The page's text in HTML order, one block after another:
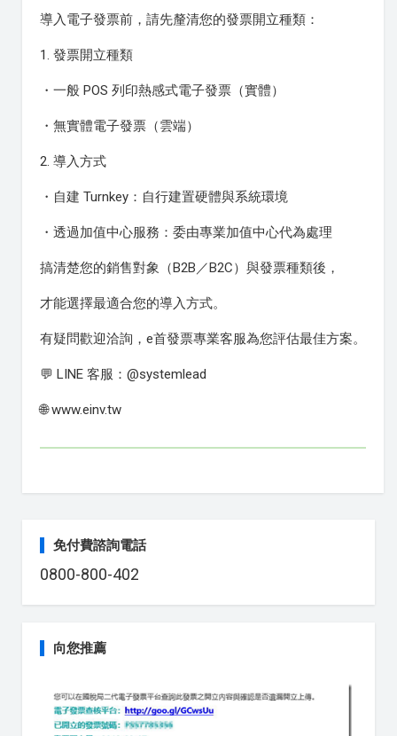
導入電子發票前，請先釐清您的發票開立種類：
1. 發票開立種類
・一般 POS 列印熱感式電子發票（實體）
・無實體電子發票（雲端）
2. 導入方式
・自建 Turnkey：自行建置硬體與系統環境
・透過加值中心服務：委由專業加值中心代為處理
搞清楚您的銷售對象（B2B／B2C）與發票種類後，
才能選擇最適合您的導入方式。
有疑問歡迎洽詢，e首發票專業客服為您評估最佳方案。
💬 LINE 客服：@systemlead
🌐 www.einv.tw
免付費諮詢電話
0800-800-402
向您推薦